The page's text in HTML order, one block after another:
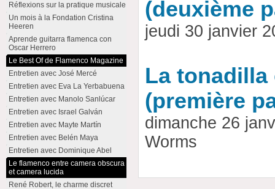
(deuxième
jeudi 30 janvier
La tonadilla
(première
dimanche 26
Worms
Réflexions sur la pratique musicale
Un mois à la Fondation Cristina
Heeren
Aprende guitarra flamenca con
Oscar Herrero
Le Best Of de Flamenco Magazine
Entretien avec José Mercé
Entretien avec Eva La Yerbabuena
Entretien avec Manolo Sanlúcar
Entretien avec Israel Galván
Entretien avec Mayte Martín
Entretien avec Belén Maya
Entretien avec Dominique Abel
Le flamenco entre camera obscura
et camera lucida
René Robert, le charme discret